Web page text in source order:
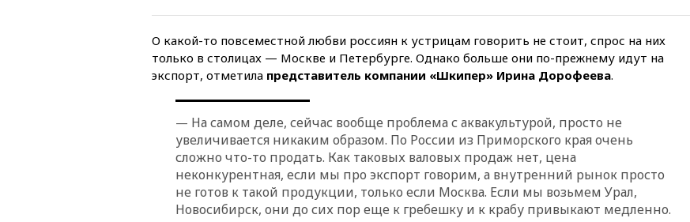
при падении деревьев во
вчера, 22:55 В Москве в
пятницу ожидаются ливни
до 2032 года
вчера, 22:28 Отказаться от
российского гражданства
станет значительно дороже
вчера, 22:20 Путин назвал 76-ю
гвардейскую десантно-
О какой-то повсеместной любви россиян к устрицам говорить не стоит, спрос на них
только в столицах — Москве и Петербурге. Однако больше они по-прежнему идут на
экспорт, отметила представитель компании «Шкипер» Ирина Дорофеева.
— На самом деле, сейчас вообще проблема с аквакультурой, просто не
увеличивается никаким образом. По России из Приморского края очень
сложно что-то продать. Как таковых валовых продаж нет, цена
неконкурентная, если мы про экспорт говорим, а внутренний рынок просто
не готов к такой продукции, только если Москва. Если мы возьмем Урал,
Новосибирск, они до сих пор еще к гребешку и к крабу привыкают медленно.